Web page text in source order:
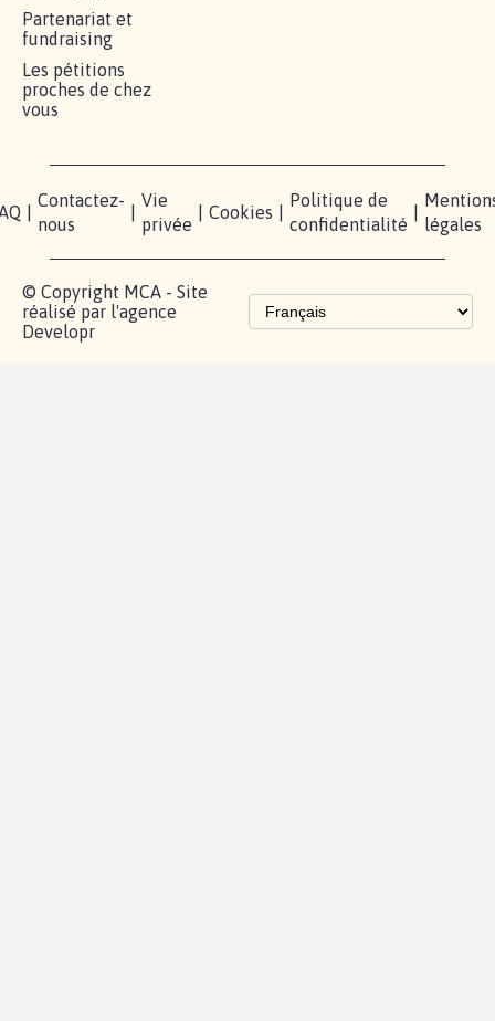
Partenariat et
fundraising
Les pétitions
proches de chez
vous
Contactez-
nous
Vie
privée
Cookies
Politique de
confidentialité
légales
© Copyright MCA - Site
réalisé par l'agence
Developr